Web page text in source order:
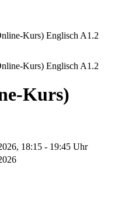
Kurs) Englisch A1.2
Kurs) Englisch A1.2
Kurs)
18:15 - 19:45 Uhr